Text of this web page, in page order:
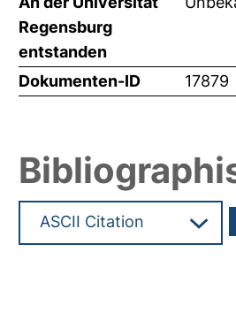
Regensburg
entstanden
Dokumenten-ID 17879